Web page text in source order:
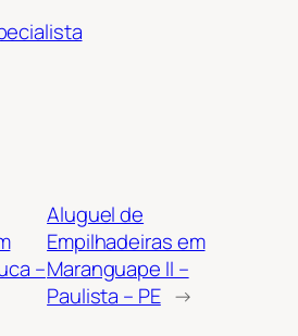
–
Aluguel de
Empilhadeiras em
Maranguape II –
Paulista – PE →